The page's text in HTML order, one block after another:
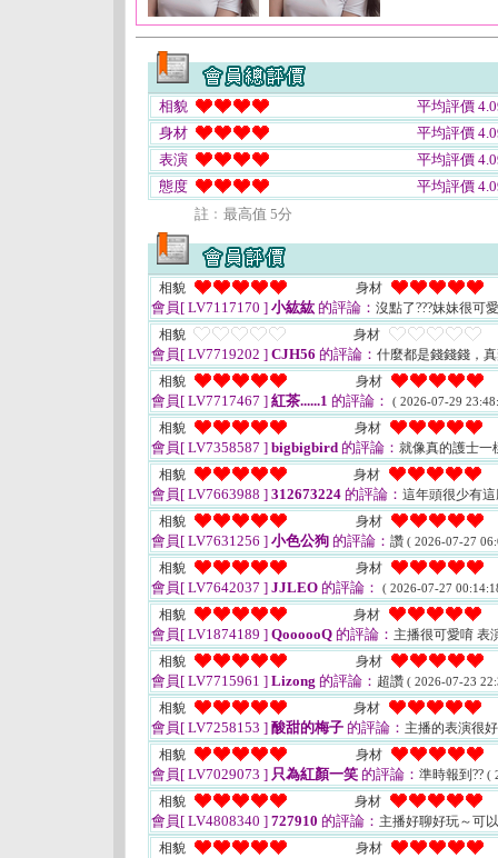
相貌
平均評價
身材
平均評價
表演
平均評價
態度
平均評價
註﹕最高值 5分
相貌 身材
會員[ LV7117170 ] 小紘紘 的評論： 沒點了???妹妹很可
相貌
身材
會員[ LV7719202 ] CJH56 的評論： 什麼都是錢錢錢，
相貌
身材
會員[ LV7717467 ] 紅茶......1 的評論： ( 2026-07-29
相貌 身材
會員[ LV7358587 ] bigbigbird 的評論： 就像真的護士一
相貌
身材
會員[ LV7663988 ] 312673224 的評論： 這年頭很少有
相貌
身材
會員[ LV7631256 ] 小色公狗 的評論： 讚 ( 2026-07-27
相貌 身材
會員[ LV7642037 ] JJLEO 的評論： ( 2026-07-27
相貌 身材
會員[ LV1874189 ] QoooooQ 的評論： 主播很可愛唷 表
相貌
身材
會員[ LV7715961 ] Lizong 的評論： 超讚 ( 2026-07-23
相貌 身材
會員[ LV7258153 ] 酸甜的梅子 的評論： 主播的表演很
相貌
身材
會員[ LV7029073 ] 只為紅顏一笑 的評論： 準時報到?? (
相貌 身材
會員[ LV4808340 ] 727910 的評論： 主播好聊好玩～可
相貌
身材